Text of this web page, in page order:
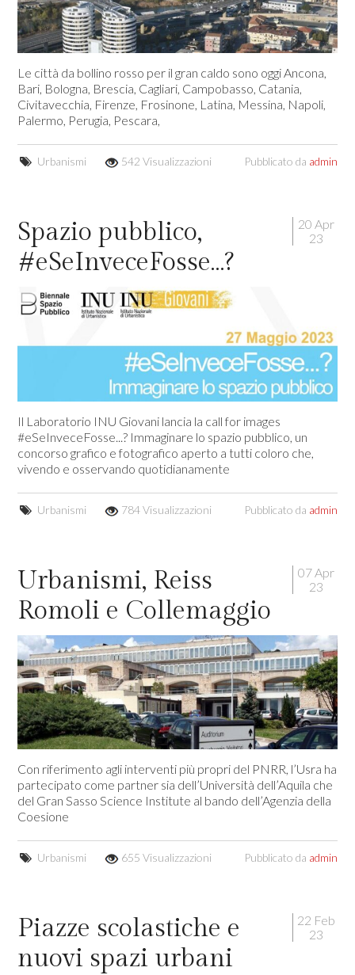
Le città da bollino rosso per il gran caldo sono oggi Ancona,
Bari, Bologna, Brescia, Cagliari, Campobasso, Catania,
Civitavecchia, Firenze, Frosinone, Latina, Messina, Napoli,
Palermo, Perugia, Pescara,
Urbanismi 542 Visualizzazioni Pubblicato da admin
20 Apr
23
Spazio pubblico,
#eSeInveceFosse…?
Il Laboratorio INU Giovani lancia la call for images
#eSeInveceFosse...? Immaginare lo spazio pubblico, un
concorso grafico e fotografico aperto a tutti coloro che,
vivendo e osservando quotidianamente
Urbanismi 784 Visualizzazioni Pubblicato da admin
07 Apr
23
Urbanismi, Reiss
Romoli e Collemaggio
Con riferimento agli interventi più propri del PNRR, l’Usra ha
partecipato come partner sia dell’Università dell’Aquila che
del Gran Sasso Science Institute al bando dell’Agenzia della
Coesione
Urbanismi 655 Visualizzazioni Pubblicato da admin
22 Feb
23
Piazze scolastiche e
nuovi spazi urbani